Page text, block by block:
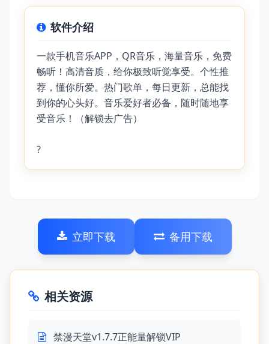
软件介绍
一款手机音乐APP，QR音乐，海量音乐，免费
畅听！高清音质，给你极致听觉享受。个性推
荐，懂你所爱。热门歌单，每日更新，总能找
到你的心头好。音乐爱好者必备，随时随地享
受音乐！（解锁去广告）
?
立即下载 备用下载
相关资源
禁漫天堂v1.7.7正能量解锁VIP